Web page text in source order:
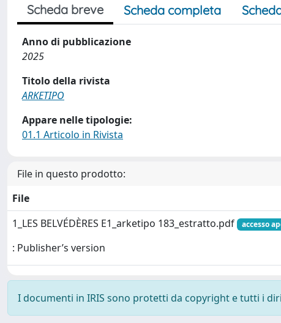
Scheda breve Scheda completa
Anno di pubblicazione
2025
Titolo della rivista
ARKETIPO
Appare nelle tipologie:
01.1 Articolo in Rivista
File in questo prodotto:
File
1_LES BELVÉDÈRES E1_arketipo 183_estratto.pdf
accesso
: Publisher’s version
I documenti in IRIS sono protetti da copyright e tutti i